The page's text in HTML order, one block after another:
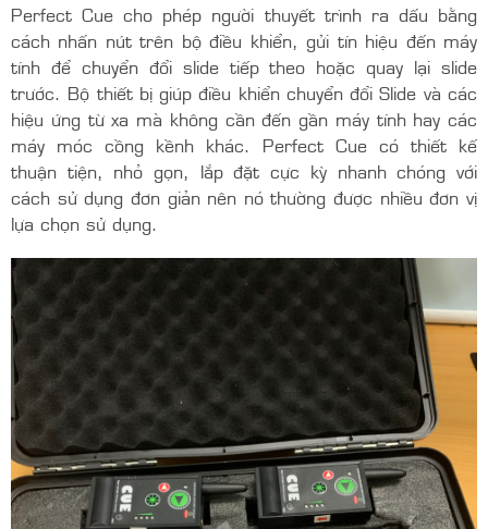
Perfect Cue cho phép người thuyết trình ra dấu bằng
cách nhấn nút trên bộ điều khiển, gửi tín hiệu đến máy
tính để chuyển đổi slide tiếp theo hoặc quay lại slide
trước. Bộ thiết bị giúp điều khiển chuyển đổi Slide và các
hiệu ứng từ xa mà không cần đến gần máy tính hay các
máy móc cồng kềnh khác. Perfect Cue có thiết kế
thuận tiện, nhỏ gọn, lắp đặt cực kỳ nhanh chóng với
cách sử dụng đơn giản nên nó thường được nhiều đơn vị
lựa chọn sử dụng.